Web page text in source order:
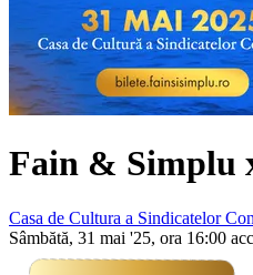
Fain & Simplu
Casa de Cultura a Sindicatelor
Sâmbătă, 31 mai '25, ora 16:00